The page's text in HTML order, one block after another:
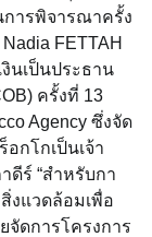
ารพิจารณาครั้ง
FETTAH
นเป็นประธาน
ครั้งที่ 13
Agency ซึ่งจัด
กโกเป็นเจ้า
ดีร์ “สำหรับกา
งแวดล้อมเพื่อ
จัดการโครงการ